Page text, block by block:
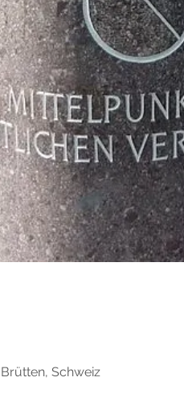
Schweiz